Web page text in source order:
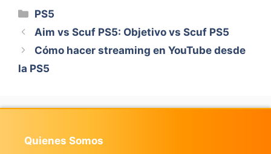
Categorías
PS5
Aim vs Scuf PS5: Objetivo vs Scuf PS5
Cómo hacer streaming en YouTube desde
la PS5
Quienes Somos